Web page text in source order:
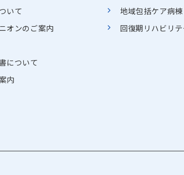
いて
オンのご案内
について
内
地域包括ケア病棟
回復期リハビリ